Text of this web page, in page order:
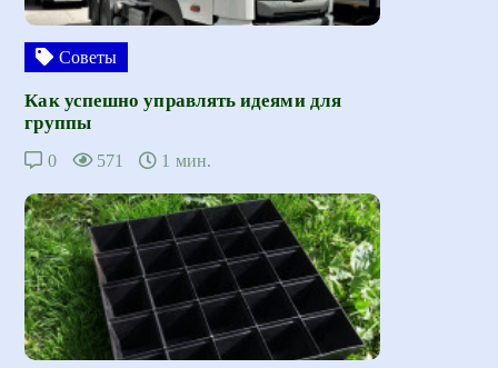
Советы
Как успешно управлять идеями для
группы
0 571 1 мин.